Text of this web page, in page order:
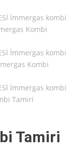
İmmergas kombi
Kombi
İmmergas kombi
Kombi
İmmergas kombi
Tamiri
Tamiri